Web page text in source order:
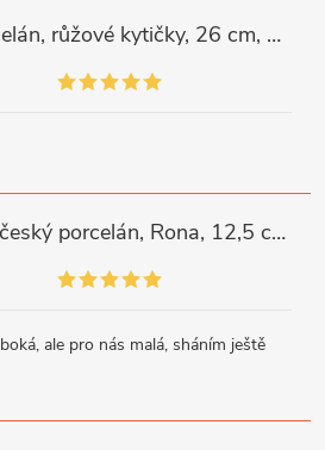
Mísa válcová, porcelán, růžové kytičky, 26 cm, G. Benedikt
Miska na kompot, český porcelán, Rona, 12,5 cm, bílý, G. Benedikt
ale pro nás malá, sháním ještě